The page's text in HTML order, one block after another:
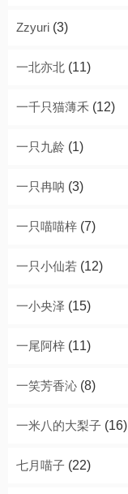
Zzyuri (3)
一北亦北 (11)
一千只猫薄禾 (12)
一只九龄 (1)
一只冉呐 (3)
一只喵喵梓 (7)
一只小仙若 (12)
一小央泽 (15)
一尾阿梓 (11)
一笑芳香沁 (8)
一米八的大梨子 (16)
七月喵子 (22)